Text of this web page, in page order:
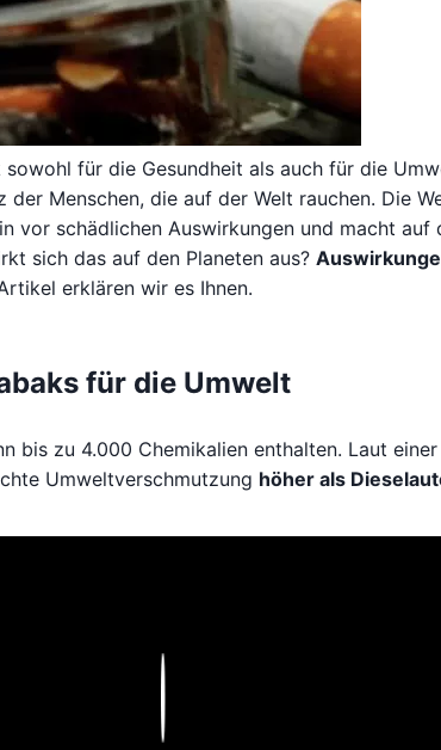
für die Gesundheit als auch für die
Menschen, die auf der Welt rauchen. Die
vor schädlichen Auswirkungen und macht auf
sich das auf den Planeten aus?
erklären wir es Ihnen.
für die Umwelt
bis zu 4.000 Chemikalien enthalten. Laut
Umweltverschmutzung höher als